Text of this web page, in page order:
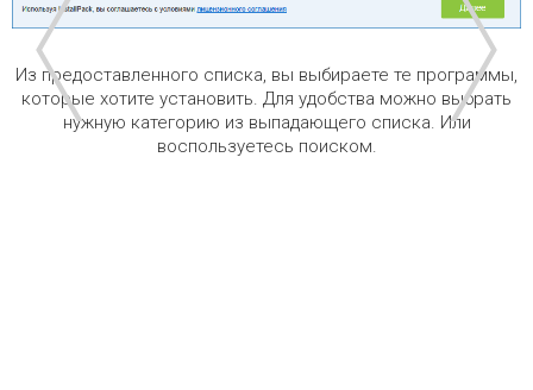
Из предоставленного списка, вы выбираете те программы,
которые хотите установить. Для удобства можно выбрать
нужную категорию из выпадающего списка. Или
воспользуетесь поиском.